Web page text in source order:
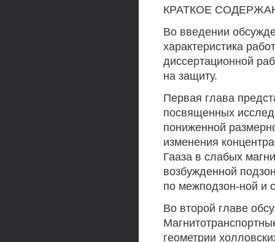
КРАТКОЕ
Во введении
характеристика
диссертационной
на защиту.
Первая глава
посвященных
пониженной
изменения
Гааза в слабых
возбужденной
по межподзон-ной и
Во второй главе
геометрии